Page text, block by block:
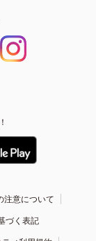
注意について
づく表記